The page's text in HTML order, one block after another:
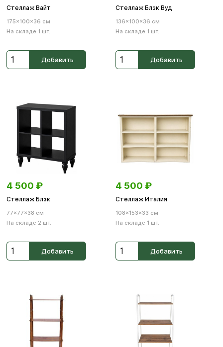
Стеллаж Вайт
175×100×36 см
На складе 1 шт.
Добавить
Стеллаж Блэк Вуд
136×100×36 см
На складе 1 шт.
Добавить
4 500 ₽
Стеллаж Блэк
77×77×38 см
На складе 2 шт.
Добавить
4 500 ₽
Стеллаж Италия
108×153×33 см
На складе 1 шт.
Добавить